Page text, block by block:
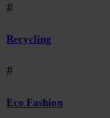
#
Recycling
#
Eco Fashion